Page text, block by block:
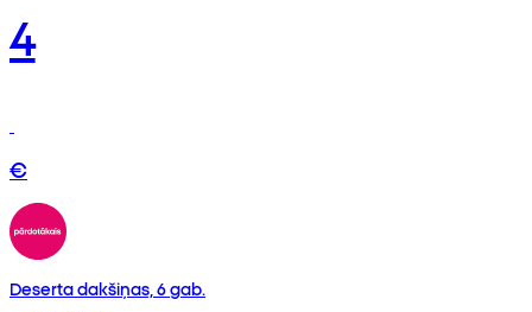
4
€
Deserta dakšiņas, 6 gab.